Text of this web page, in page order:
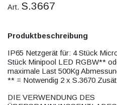
Art. S.3667
Produktbeschreibung
IP65 Netzgerät für: 4 Stück
Stück Minipool LED RGBW**
maximale Last 500Kg
** = Notwendig 2 x S.3670
DIE VERWENDUNG DES